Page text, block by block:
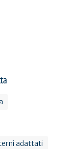
adattati